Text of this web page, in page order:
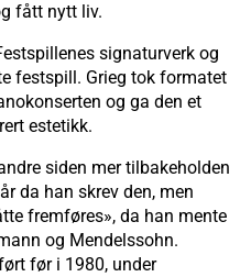
fått nytt liv.
signaturverk og
festspill. Grieg tok formatet
og ga den et
estetikk.
siden mer tilbakeholden
da han skrev den, men
fremføres», da han mente
og Mendelssohn.
før i 1980, under